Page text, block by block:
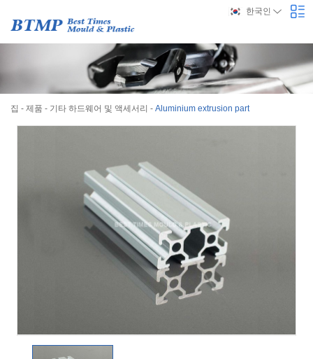
한국인
집 - 제품 - 기타 하드웨어 및 액세서리 - Aluminium extrusion part